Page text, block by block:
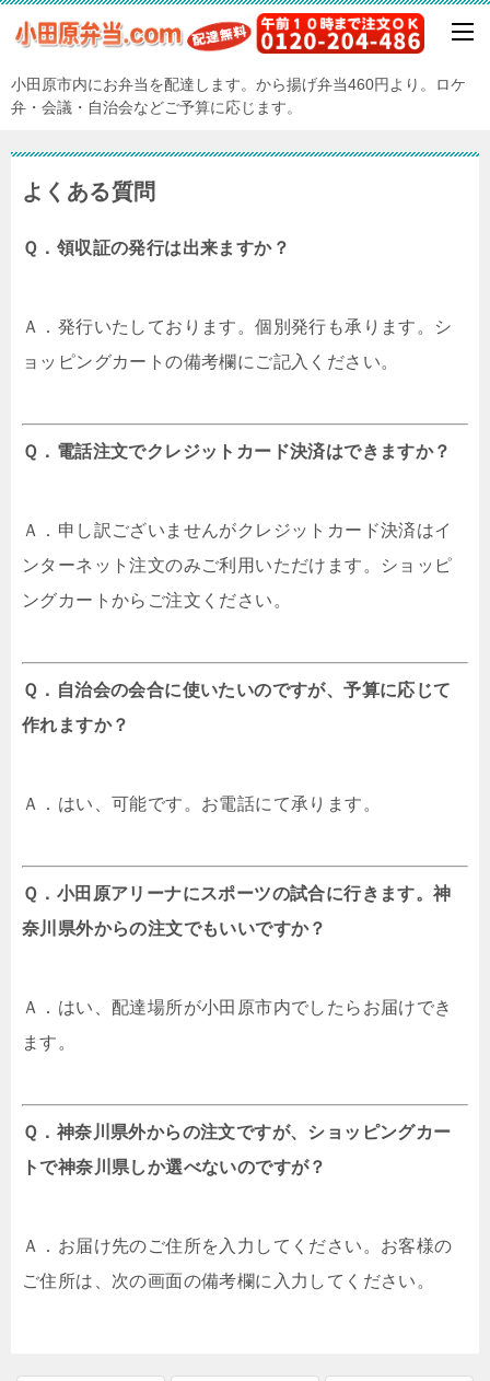
小田原市内にお弁当を配達します。から揚げ弁当460円より。ロケ
弁・会議・自治会などご予算に応じます。
よくある質問
Ｑ．領収証の発行は出来ますか？
Ａ．発行いたしております。個別発行も承ります。シ
ョッピングカートの備考欄にご記入ください。
Ｑ．電話注文でクレジットカード決済はできますか？
Ａ．申し訳ございませんがクレジットカード決済はイ
ンターネット注文のみご利用いただけます。ショッピ
ングカートからご注文ください。
Ｑ．自治会の会合に使いたいのですが、予算に応じて
作れますか？
Ａ．はい、可能です。お電話にて承ります。
Ｑ．小田原アリーナにスポーツの試合に行きます。神
奈川県外からの注文でもいいですか？
Ａ．はい、配達場所が小田原市内でしたらお届けでき
ます。
Ｑ．神奈川県外からの注文ですが、ショッピングカー
トで神奈川県しか選べないのですが？
Ａ．お届け先のご住所を入力してください。お客様の
ご住所は、次の画面の備考欄に入力してください。